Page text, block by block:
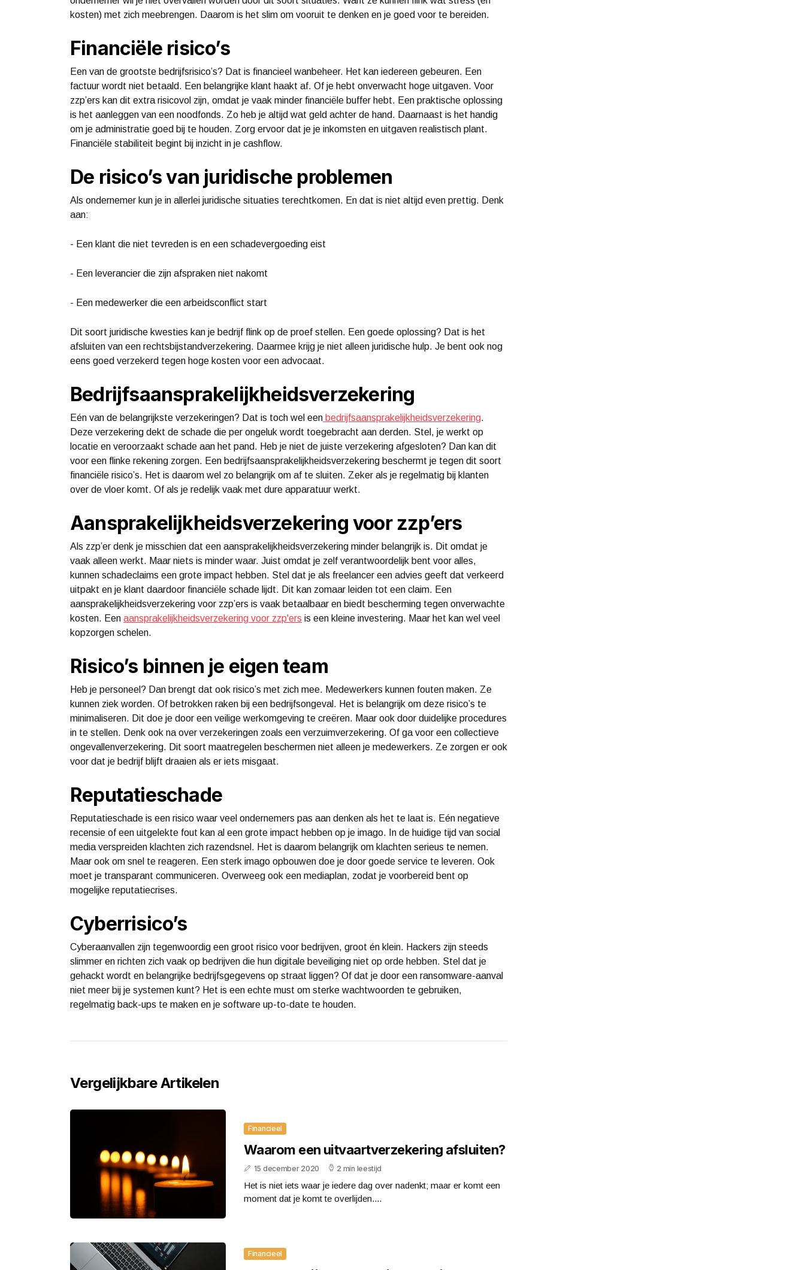
kosten) met zich meebrengen. Daarom is het slim om vooruit te denken en je goed voor te bereiden.
Financiële risico’s
Een van de grootste bedrijfsrisico’s? Dat is financieel wanbeheer. Het kan iedereen gebeuren. Een
factuur wordt niet betaald. Een belangrijke klant haakt af. Of je hebt onverwacht hoge uitgaven. Voor
zzp’ers kan dit extra risicovol zijn, omdat je vaak minder financiële buffer hebt. Een praktische oplossing
is het aanleggen van een noodfonds. Zo heb je altijd wat geld achter de hand. Daarnaast is het handig
om je administratie goed bij te houden. Zorg ervoor dat je je inkomsten en uitgaven realistisch plant.
Financiële stabiliteit begint bij inzicht in je cashflow.
De risico’s van juridische problemen
Als ondernemer kun je in allerlei juridische situaties terechtkomen. En dat is niet altijd even prettig. Denk
aan:
- Een klant die niet tevreden is en een schadevergoeding eist
- Een leverancier die zijn afspraken niet nakomt
- Een medewerker die een arbeidsconflict start
Dit soort juridische kwesties kan je bedrijf flink op de proef stellen. Een goede oplossing? Dat is het
afsluiten van een rechtsbijstandverzekering. Daarmee krijg je niet alleen juridische hulp. Je bent ook nog
eens goed verzekerd tegen hoge kosten voor een advocaat.
Bedrijfsaansprakelijkheidsverzekering
Eén van de belangrijkste verzekeringen? Dat is toch wel een bedrijfsaansprakelijkheidsverzekering.
Deze verzekering dekt de schade die per ongeluk wordt toegebracht aan derden. Stel, je werkt op
locatie en veroorzaakt schade aan het pand. Heb je niet de juiste verzekering afgesloten? Dan kan dit
voor een flinke rekening zorgen. Een bedrijfsaansprakelijkheidsverzekering beschermt je tegen dit soort
financiële risico’s. Het is daarom wel zo belangrijk om af te sluiten. Zeker als je regelmatig bij klanten
over de vloer komt. Of als je redelijk vaak met dure apparatuur werkt.
Aansprakelijkheidsverzekering voor zzp’ers
Als zzp’er denk je misschien dat een aansprakelijkheidsverzekering minder belangrijk is. Dit omdat je
vaak alleen werkt. Maar niets is minder waar. Juist omdat je zelf verantwoordelijk bent voor alles,
kunnen schadeclaims een grote impact hebben. Stel dat je als freelancer een advies geeft dat verkeerd
uitpakt en je klant daardoor financiële schade lijdt. Dit kan zomaar leiden tot een claim. Een
aansprakelijkheidsverzekering voor zzp’ers is vaak betaalbaar en biedt bescherming tegen onverwachte
kosten. Een aansprakelijkheidsverzekering voor zzp'ers is een kleine investering. Maar het kan wel veel
kopzorgen schelen.
Risico’s binnen je eigen team
Heb je personeel? Dan brengt dat ook risico’s met zich mee. Medewerkers kunnen fouten maken. Ze
kunnen ziek worden. Of betrokken raken bij een bedrijfsongeval. Het is belangrijk om deze risico’s te
minimaliseren. Dit doe je door een veilige werkomgeving te creëren. Maar ook door duidelijke procedures
in te stellen. Denk ook na over verzekeringen zoals een verzuimverzekering. Of ga voor een collectieve
ongevallenverzekering. Dit soort maatregelen beschermen niet alleen je medewerkers. Ze zorgen er ook
voor dat je bedrijf blijft draaien als er iets misgaat.
Reputatieschade
Reputatieschade is een risico waar veel ondernemers pas aan denken als het te laat is. Eén negatieve
recensie of een uitgelekte fout kan al een grote impact hebben op je imago. In de huidige tijd van social
media verspreiden klachten zich razendsnel. Het is daarom belangrijk om klachten serieus te nemen.
Maar ook om snel te reageren. Een sterk imago opbouwen doe je door goede service te leveren. Ook
moet je transparant communiceren. Overweeg ook een mediaplan, zodat je voorbereid bent op
mogelijke reputatiecrises.
Cyberrisico’s
Cyberaanvallen zijn tegenwoordig een groot risico voor bedrijven, groot én klein. Hackers zijn steeds
slimmer en richten zich vaak op bedrijven die hun digitale beveiliging niet op orde hebben. Stel dat je
gehackt wordt en belangrijke bedrijfsgegevens op straat liggen? Of dat je door een ransomware-aanval
niet meer bij je systemen kunt? Het is een echte must om sterke wachtwoorden te gebruiken,
regelmatig back-ups te maken en je software up-to-date te houden.
Vergelijkbare Artikelen
Financieel
Waarom een uitvaartverzekering afsluiten?
15 december 2020 2 min leestijd
Het is niet iets waar je iedere dag over nadenkt; maar er komt een
moment dat je komt te overlijden....
Financieel